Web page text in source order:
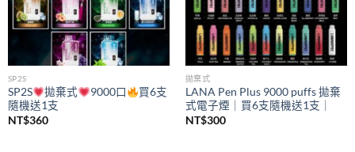
SP2S
SP2S 拋棄式 9000口
買6支
隨機送1支
NT$360
拋棄式
LANA Pen Plus 9000 puffs 拋棄
式電子煙｜買6支隨機送1支｜
NT$300